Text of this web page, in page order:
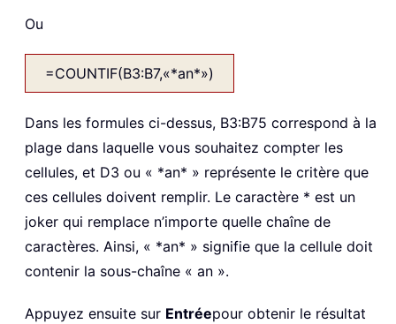
Ou
=COUNTIF(B3:B7,«*an*»)
Dans les formules ci-dessus, B3:B75 correspond à la
plage dans laquelle vous souhaitez compter les
cellules, et D3 ou « *an* » représente le critère que
ces cellules doivent remplir. Le caractère * est un
joker qui remplace n’importe quelle chaîne de
caractères. Ainsi, « *an* » signifie que la cellule doit
contenir la sous-chaîne « an ».
Appuyez ensuite sur Entréepour obtenir le résultat